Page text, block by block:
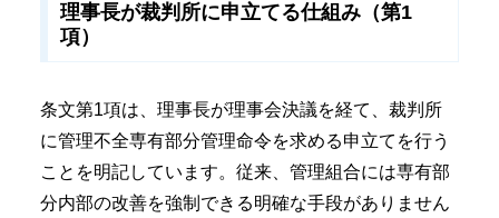
理事長が裁判所に申立てる仕組み（第1
項）
条文第1項は、理事長が理事会決議を経て、裁判所
に管理不全専有部分管理命令を求める申立てを行う
ことを明記しています。従来、管理組合には専有部
分内部の改善を強制できる明確な手段がありません